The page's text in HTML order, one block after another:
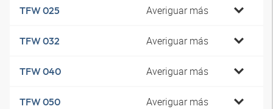
TFW 025 Averiguar más
TFW 032 Averiguar más
TFW 040 Averiguar más
TFW 050 Averiguar más